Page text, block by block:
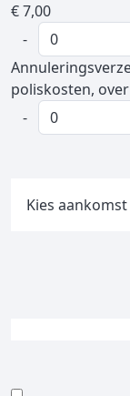
€ 7,00
-
poliskosten,
-
Kies